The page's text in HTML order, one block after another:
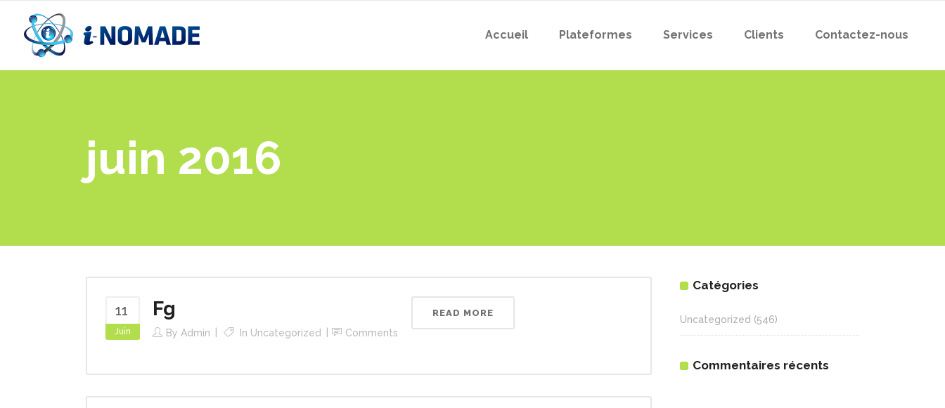
Accueil Plateformes Services Clients Contactez-nous
juin 2016
11
Juin
Fg
By Admin In Uncategorized Comments
READ MORE
Catégories
Uncategorized (546)
Commentaires récents